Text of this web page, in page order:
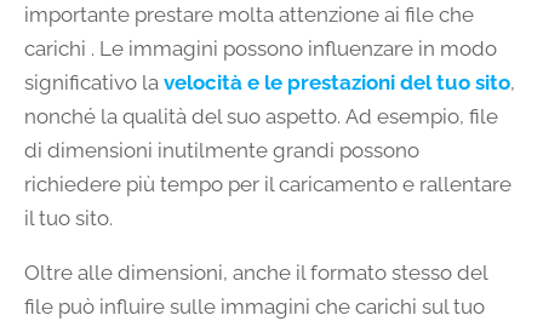
importante prestare molta attenzione ai file che
carichi . Le immagini possono influenzare in modo
significativo la velocità e le prestazioni del tuo sito,
nonché la qualità del suo aspetto. Ad esempio, file
di dimensioni inutilmente grandi possono
richiedere più tempo per il caricamento e rallentare
il tuo sito.
Oltre alle dimensioni, anche il formato stesso del
file può influire sulle immagini che carichi sul tuo